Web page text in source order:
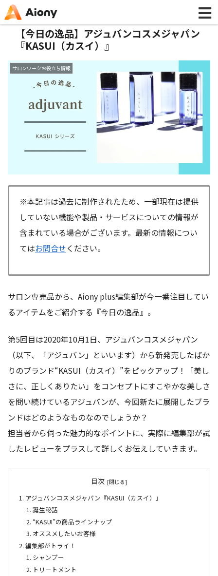
【今日の逸品】アジュバンコスメジャパン
『KASUI（カスイ）』
サロンワークお役立ち情報
※本記事は過去に制作されたため、一部現在は提供
していない機能や製品・サービスについての情報が
含まれている場合がございます。最新の情報につい
てはお問合せください。
サロン専売品から、Aiony plus編集部が今一番注目してい
るアイテムをご紹介する『今日の逸品』。
第5回目は2020年10月1日、アジュバンコスメジャパン
（以下、「アジュバン」といいます）から新発売したばか
りのブランド“KASUI（カスイ）”をピックアップ！「美し
さに、正しくありたい」をコンセプトにすこやかな美しさ
を問い続けているアジュバンが、今回新たに展開したブラ
ンドはどのようなものなのでしょうか？
担当者から伺った魅力的なポイントに、実際に編集部が試
したレビューをプラスして詳しくお伝えしていきます。
目次
アジュバンコスメジャパン『KASUI（カスイ）』
誕生秘話
“KASUI”の商品ラインナップ
オススメしたいお客様
編集部がトライ！
シャンプー
トリートメント